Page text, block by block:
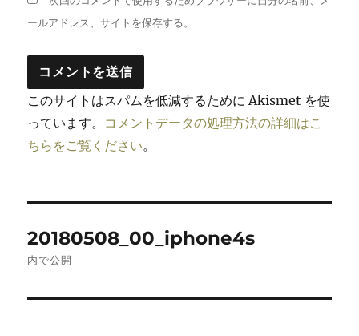
ールアドレス、サイトを保存する。
このサイトはスパムを低減するために Akismet を使
っています。 コメントデータの処理方法の詳細はこ
ちらをご覧ください。
稿
20180508_00_iphone4s
内で公開